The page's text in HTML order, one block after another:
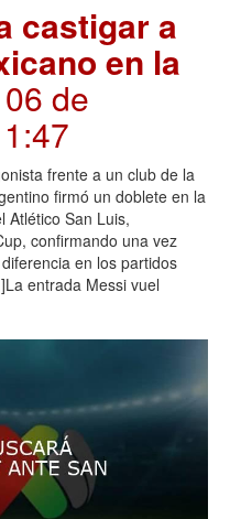
castigar a
en la
de
frente a un club de la
firmó un doblete en la
Atlético San Luis,
confirmando una vez
en los partidos
entrada Messi vuel